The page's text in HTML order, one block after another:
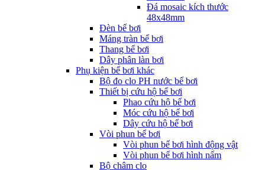
Đá mosaic kích thước
48x48mm
Đèn bể bơi
Máng tràn bể bơi
Thang bể bơi
Dây phân làn bơi
Phụ kiện bể bơi khác
Bộ đo clo PH nước bể bơi
Thiết bị cứu hộ bể bơi
Phao cứu hộ bể bơi
Móc cứu hộ bể bơi
Dây cứu hộ bể bơi
Vòi phun bể bơi
Vòi phun bể bơi hình động vật
Vòi phun bể bơi hình nấm
Bộ châm clo